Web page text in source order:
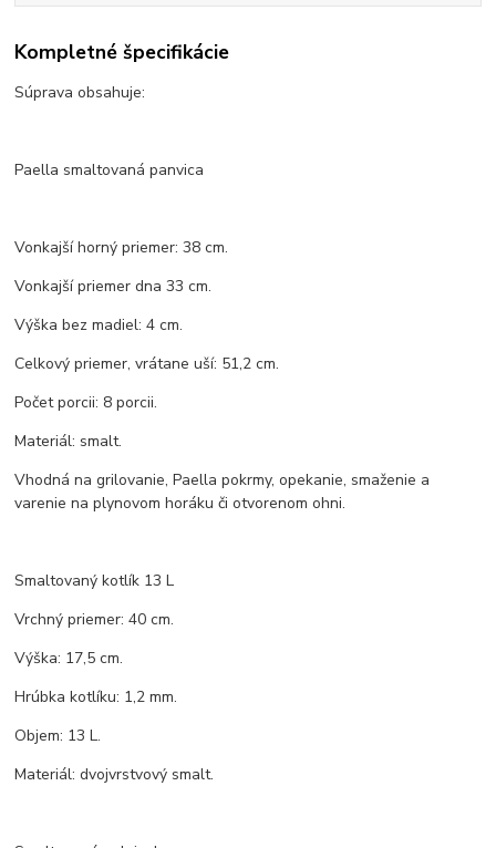
Kompletné špecifikácie
Súprava obsahuje:
Paella smaltovaná panvica
Vonkajší horný priemer: 38 cm.
Vonkajší priemer dna 33 cm.
Výška bez madiel: 4 cm.
Celkový priemer, vrátane uší: 51,2 cm.
Počet porcii: 8 porcii.
Materiál: smalt.
Vhodná na grilovanie, Paella pokrmy, opekanie, smaženie a
varenie na plynovom horáku či otvorenom ohni.
Smaltovaný kotlík 13 L
Vrchný priemer: 40 cm.
Výška: 17,5 cm.
Hrúbka kotlíku: 1,2 mm.
Objem: 13 L.
Materiál: dvojvrstvový smalt.